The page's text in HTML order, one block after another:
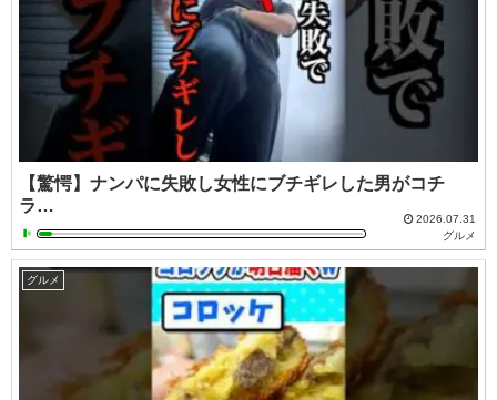
【驚愕】ナンパに失敗し女性にブチギレした男がコチ
ラ…
2026.07.31
グルメ
グルメ